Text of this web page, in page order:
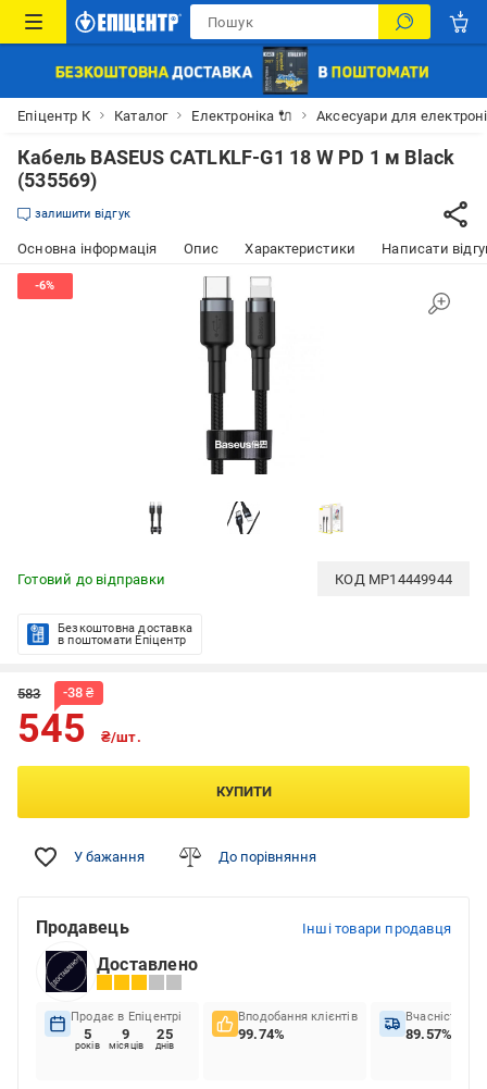
Епіцентр К Каталог Електроніка 🔌 Аксесуари для
Кабель BASEUS CATLKLF-G1 18 W PD 1 м Black
(535569)
залишити відгук
Основна інформація Опис Характеристики Написати
Готовий до відправки КОД MP14449944
Безкоштовна доставка
в поштомати Епіцентр
583 -38 ₴
545 ₴/шт.
КУПИТИ
У бажання До порівняння
Продавець Інші товари продавця
Доставлено
Продає в Епіцентрі
5
років
9
місяців
25
днів
Вподобання клієнтів
99.74%
Вчасність
89.57%